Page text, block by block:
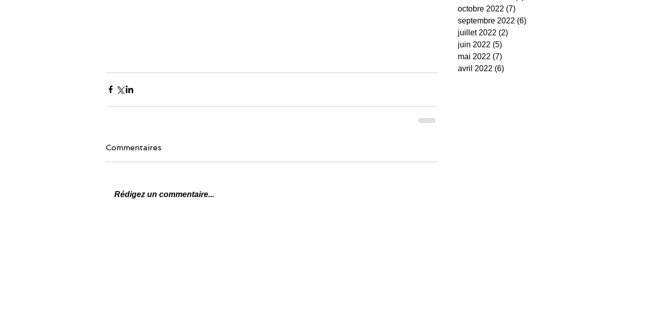
Commentaires
Rédigez un commentaire...
octobre 2022 (7)
septembre 2022 (6)
juillet 2022 (2)
juin 2022 (5)
mai 2022 (7)
avril 2022 (6)